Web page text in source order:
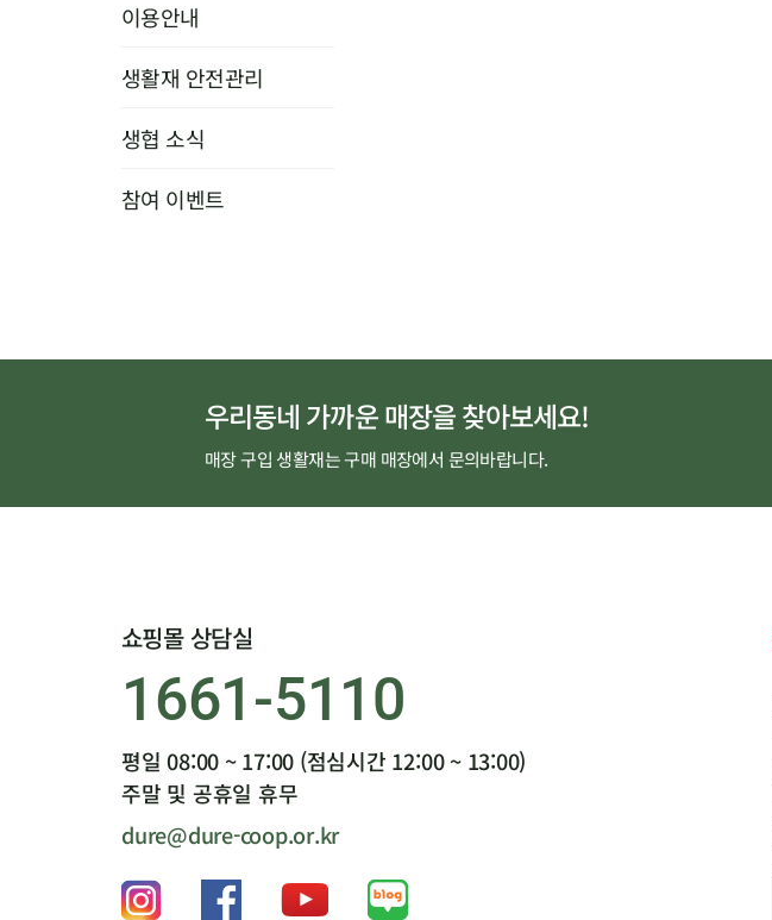
이용안내
생활재 안전관리
생협 소식
참여 이벤트
우리동네 가까운 매장을 찾아보세요!
매장 구입 생활재는 구매 매장에서 문의바랍니다.
쇼핑몰 상담실
1661-5110
평일 08:00 ~ 17:00 (점심시간 12:00 ~ 13:00)
주말 및 공휴일 휴무
dure@dure-coop.or.kr